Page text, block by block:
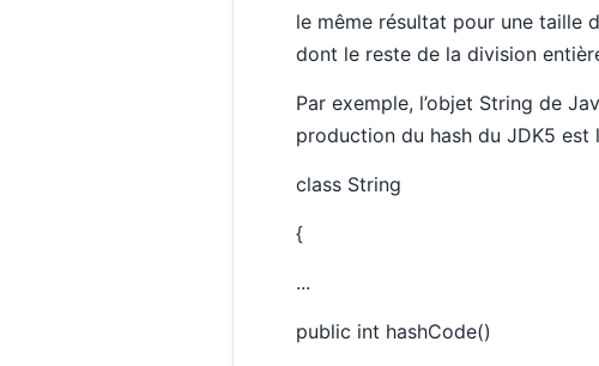
le même résultat pour une taille
dont le reste de la division
Par exemple, l’objet String de
production du hash du JDK5 est
class String
{
...
public int hashCode()